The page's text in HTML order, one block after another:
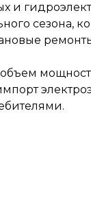
и
сезона,